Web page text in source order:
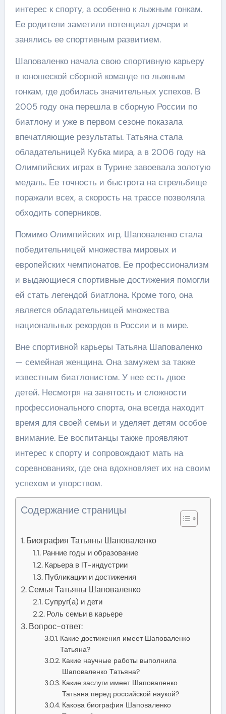
интерес к спорту, а особенно к лыжным гонкам.
Ее родители заметили потенциал дочери и
занялись ее спортивным развитием.
Шаповаленко начала свою спортивную карьеру
в юношеской сборной команде по лыжным
гонкам, где добилась значительных успехов. В
2005 году она перешла в сборную России по
биатлону и уже в первом сезоне показала
впечатляющие результаты. Татьяна стала
обладательницей Кубка мира, а в 2006 году на
Олимпийских играх в Турине завоевала золотую
медаль. Ее точность и быстрота на стрельбище
поражали всех, а скорость на трассе позволяла
обходить соперников.
Помимо Олимпийских игр, Шаповаленко стала
победительницей множества мировых и
европейских чемпионатов. Ее профессионализм
и выдающиеся спортивные достижения помогли
ей стать легендой биатлона. Кроме того, она
является обладательницей множества
национальных рекордов в России и в мире.
Вне спортивной карьеры Татьяна Шаповаленко
— семейная женщина. Она замужем за также
известным биатлонистом. У нее есть двое
детей. Несмотря на занятость и сложности
профессионального спорта, она всегда находит
время для своей семьи и уделяет детям особое
внимание. Ее воспитанцы также проявляют
интерес к спорту и сопровождают мать на
соревнованиях, где она вдохновляет их на своим
успехом и упорством.
Содержание страницы
Биография Татьяны Шаповаленко
Ранние годы и образование
Карьера в IT-индустрии
Публикации и достижения
Семья Татьяны Шаповаленко
Супруг(а) и дети
Роль семьи в карьере
Вопрос-ответ:
Какие достижения имеет Шаповаленко
Татьяна?
Какие научные работы выполнила
Шаповаленко Татьяна?
Какие заслуги имеет Шаповаленко
Татьяна перед российской наукой?
Какова биография Шаповаленко